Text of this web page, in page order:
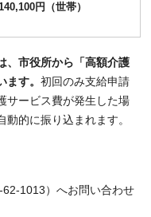
円（世帯）
、市役所から「高額介護
す。 初回のみ支給申請
サービス費が発生した場
的に振り込まれます。
1013）へお問い合わせ